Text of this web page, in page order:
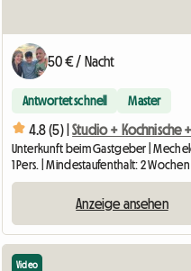
50 € / Nacht
Antwortet schnell Master
4.8 (5) |
1 Pers. | Mindestaufenthalt: 2 Wochen
Anzeige ansehen
Video